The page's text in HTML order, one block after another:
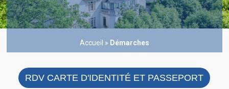
Accueil » Démarches
RDV CARTE D'IDENTITÉ ET PASSEPORT